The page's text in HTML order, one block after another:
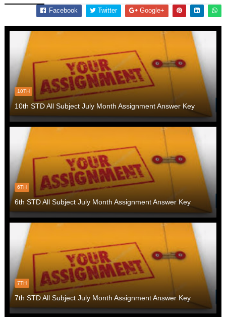
Facebook Twitter Google+
10TH
10th STD All Subject July Month Assignment Answer Key
6TH
6th STD All Subject July Month Assignment Answer Key
7TH
7th STD All Subject July Month Assignment Answer Key